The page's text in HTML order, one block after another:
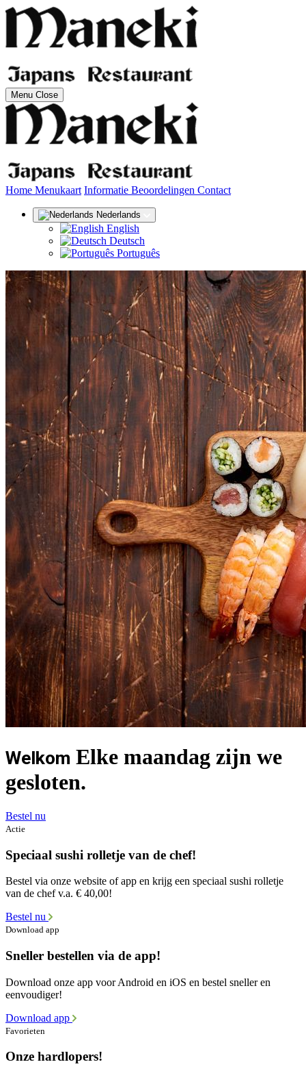
Menu Close
Home (huidige)
Menukaart Informatie Beoordelingen Contact
Nederlands
English
Deutsch
Português
Welkom Elke maandag zijn we
gesloten.
Bestel nu
Actie
Speciaal sushi rolletje van de chef!
Bestel via onze website of app en krijg een speciaal sushi rolletje
van de chef v.a. € 40,00!
Bestel nu
Download app
Sneller bestellen via de app!
Download onze app voor Android en iOS en bestel sneller en
eenvoudiger!
Download app
Favorieten
Onze hardlopers!